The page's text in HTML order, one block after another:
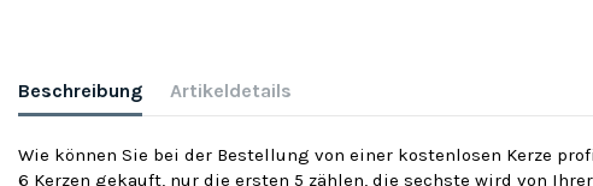
Beschreibung Artikeldetails
Wie können Sie bei der Bestellung von einer kostenlosen Kerze
6 Kerzen gekauft, nur die ersten 5 zählen, die sechste wird von